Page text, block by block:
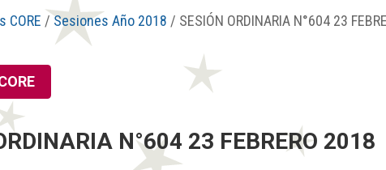
CORE / Sesiones Año 2018 / SESIÓN ORDINARIA N°604 23
N°604 23 FEBRERO 2018